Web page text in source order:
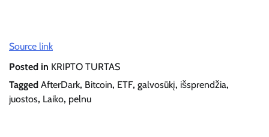
Source link
Posted in KRIPTO TURTAS
Tagged AfterDark, Bitcoin, ETF, galvosūkį, išsprendžia,
juostos, Laiko, pelnu